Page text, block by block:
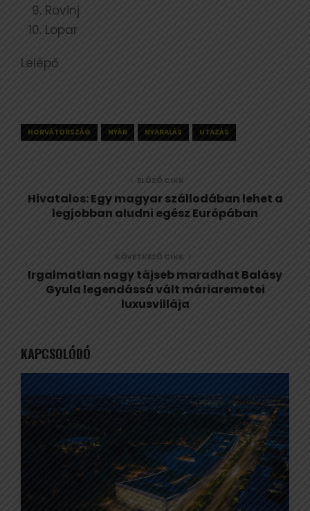
Rovinj
Lopar
Lelépő
HORVÁTORSZÁG NYÁR NYARALÁS UTAZÁS
ELŐZŐ CIKK
Hivatalos: Egy magyar szállodában lehet a
legjobban aludni egész Európában
KÖVETKEZŐ CIKK
Irgalmatlan nagy tájseb maradhat Balásy
Gyula legendássá vált máriaremetei
luxusvillája
KAPCSOLÓDÓ